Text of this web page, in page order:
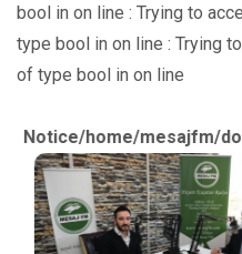
bool in on line : Trying to
type bool in on line : Trying
of type bool in on line